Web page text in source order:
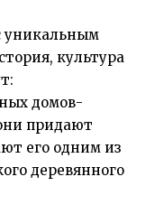
уникальным
культура
домов-
придают
его одним из
деревянного